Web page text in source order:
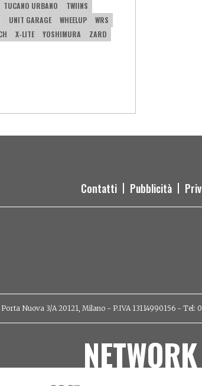
TUCANO URBANO
TWIINS
UNIT GARAGE WHEELUP
WRS
X-LITE YOSHIMURA ZARD
Contatti Pubblicità
Nuova 3/A 20121, Milano - P.IVA 13114990156 -
NETWORK